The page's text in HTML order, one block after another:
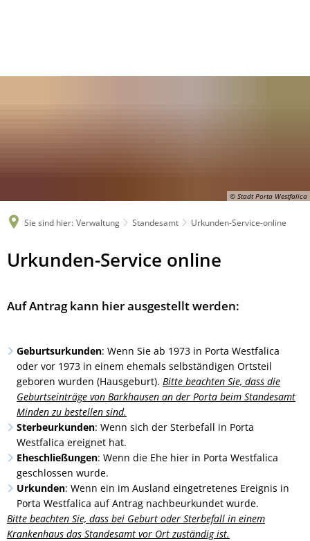
© Stadt Porta Westfalica
Sie sind hier: Verwaltung Standesamt Urkunden-Service-online
Urkunden-
online
Urkunden-Service online
Auf Antrag kann hier ausgestellt werden:
Geburtsurkunden: Wenn Sie ab 1973 in Porta Westfalica
oder vor 1973 in einem ehemals selbständigen Ortsteil
geboren wurden (Hausgeburt). Bitte beachten Sie, dass die
Geburtseinträge von Barkhausen an der Porta beim Standesamt
Minden zu bestellen sind.
Sterbeurkunden: Wenn sich der Sterbefall in Porta
Westfalica ereignet hat.
Eheschließungen: Wenn die Ehe hier in Porta Westfalica
geschlossen wurde.
Urkunden: Wenn ein im Ausland eingetretenes Ereignis in
Porta Westfalica auf Antrag nachbeurkundet wurde.
Bitte beachten Sie, dass bei Geburt oder Sterbefall in einem
Krankenhaus das Standesamt vor Ort zuständig ist.